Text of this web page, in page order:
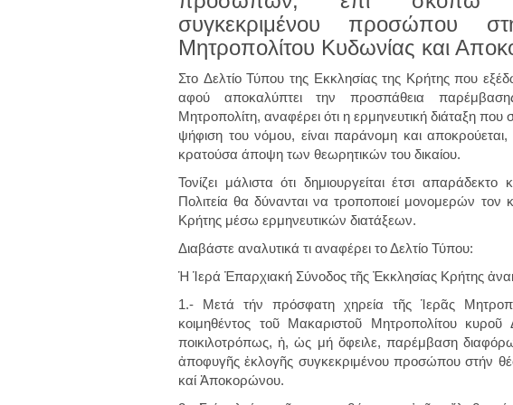
συγκεκριμένoυ προσώπου
Μητροπολίτου Κυδωνίας και
Στο Δελτίο Τύπου της Εκκλησίας της Κρήτης που
αφού αποκαλύπτει την προσπάθεια
Μητροπολίτη, αναφέρει ότι η ερμηνευτική διάταξη που
ψήφιση του νόμου, είναι παράνομη και
κρατούσα άποψη των θεωρητικών του δικαίου.
Τονίζει μάλιστα ότι δημιουργείται έτσι
Πολιτεία θα δύνανται να τροποποιεί μονομερών τον
Κρήτης μέσω ερμηνευτικών διατάξεων.
Διαβάστε αναλυτικά τι αναφέρει το Δελτίο Τύπου:
Ἡ Ἱερά Ἐπαρχιακή Σύνοδος τῆς Ἐκκλησίας Κρήτης
1.- Μετά τήν πρόσφατη χηρεία τῆς Ἱερᾶς
κοιμηθέντος τοῦ Μακαριστοῦ Μητροπολίτου
ποικιλοτρόπως, ἡ, ὡς μή ὄφειλε, παρέμβαση
ἀποφυγῆς ἐκλογῆς συγκεκριμένoυ προσώπου στήν
καί Ἀποκορώνου.